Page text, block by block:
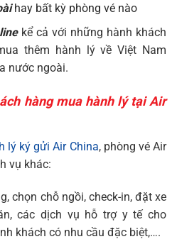
hay bất kỳ phòng vé nào
kể cả với những hành khách
thêm hành lý về Việt Nam
nước ngoài.
hàng mua hành lý tại Air
lý ký gửi Air China, phòng vé Air
vụ khác:
chọn chỗ ngồi, check-in, đặt xe
các dịch vụ hỗ trợ y tế cho
khách có nhu cầu đặc biệt,….